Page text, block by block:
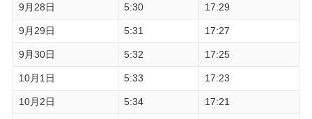
9月28日 5:30 17:29
9月29日 5:31 17:27
9月30日 5:32 17:25
10月1日 5:33 17:23
10月2日 5:34 17:21